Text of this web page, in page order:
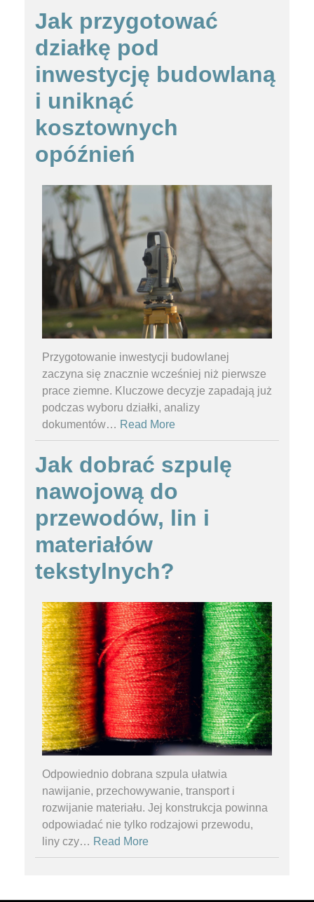
Jak przygotować
działkę pod
inwestycję budowlaną
i uniknąć
kosztownych
opóźnień
Przygotowanie inwestycji budowlanej
zaczyna się znacznie wcześniej niż pierwsze
prace ziemne. Kluczowe decyzje zapadają już
podczas wyboru działki, analizy
dokumentów… Read More
Jak dobrać szpulę
nawojową do
przewodów, lin i
materiałów
tekstylnych?
Odpowiednio dobrana szpula ułatwia
nawijanie, przechowywanie, transport i
rozwijanie materiału. Jej konstrukcja powinna
odpowiadać nie tylko rodzajowi przewodu,
liny czy… Read More